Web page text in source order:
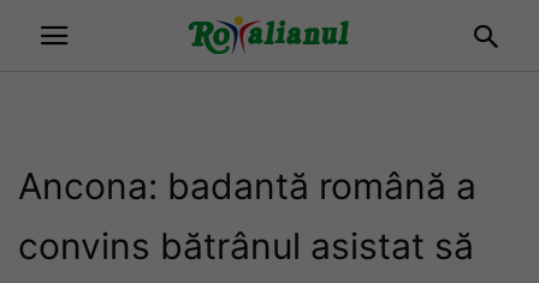
Ancona: badantă română a
convins bătrânul asistat să